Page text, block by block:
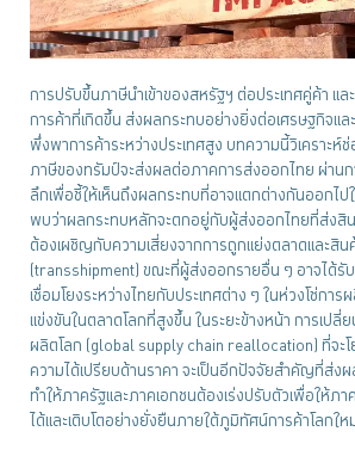
การปรับขึ้นภาษีนำเข้าของสหรัฐฯ ต่อประเทศคู่ค้า แล
การค้าที่เกิดขึ้น ส่งผลกระทบอย่างยิ่งต่อเศรษฐกิจแล
พึ่งพาการค้าระหว่างประเทศสูง บทความนี้วิเคราะห์
ภาษีของทรัมป์จะส่งผลต่อภาคการส่งออกไทย ผ่านก
ลึกเพื่อชี้ให้เห็นถึงผลกระทบที่อาจแตกต่างกันออกไป
พบว่าผลกระทบหลักจะตกอยู่กับผู้ส่งออกไทยที่ส่งสิ
ต้องเผชิญกับความเสี่ยงจากการถูกแย่งตลาดและสิ
(transshipment) ขณะที่ผู้ส่งออกรายอื่น ๆ อาจได้รั
เชื่อมโยงระหว่างไทยกับประเทศต่าง ๆ ในห่วงโซ่การ
แข่งขันในตลาดโลกที่สูงขึ้น ในระยะข้างหน้า การเปลี่
ผลิตโลก (global supply chain reallocation) ที่จะ
ความได้เปรียบด้านราคา จะเป็นอีกปัจจัยสำคัญที่ส่ง
ทำให้ภาครัฐและภาคเอกชนต้องเร่งปรับตัวเพื่อให้ภ
ได้และเติบโตอย่างยั่งยืนภายใต้ภูมิทัศน์การค้าโลกให